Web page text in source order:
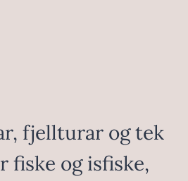
fjellturar og tek
fiske og isfiske,